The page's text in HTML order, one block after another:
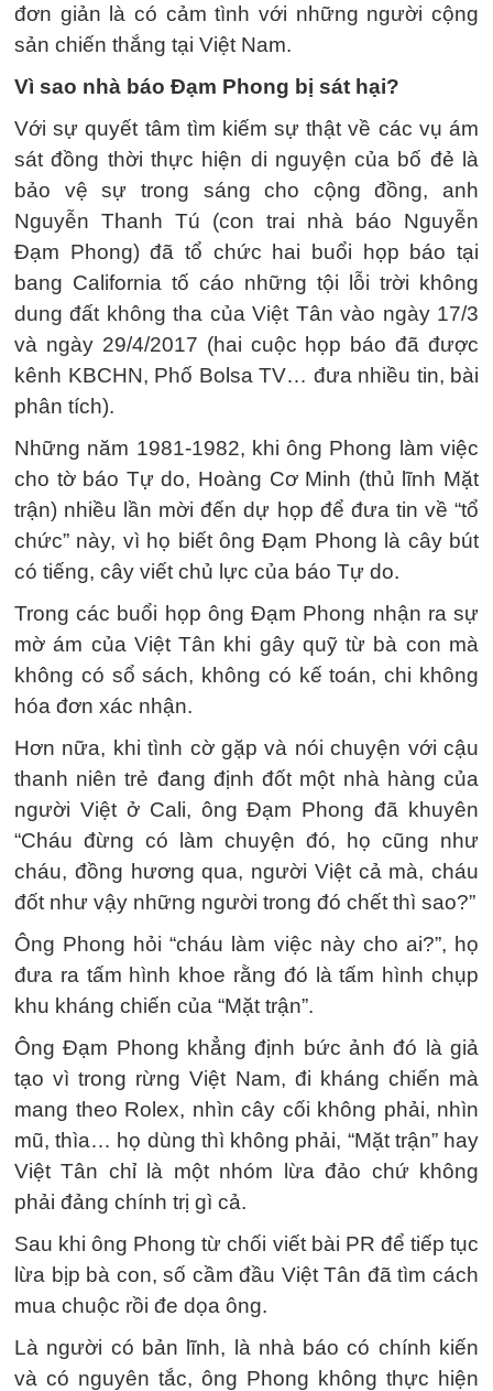
đơn giản là có cảm tình với những người cộng
sản chiến thắng tại Việt Nam.
Vì sao nhà báo Đạm Phong bị sát hại?
Với sự quyết tâm tìm kiếm sự thật về các vụ ám
sát đồng thời thực hiện di nguyện của bố đẻ là
bảo vệ sự trong sáng cho cộng đồng, anh
Nguyễn Thanh Tú (con trai nhà báo Nguyễn
Đạm Phong) đã tổ chức hai buổi họp báo tại
bang California tố cáo những tội lỗi trời không
dung đất không tha của Việt Tân vào ngày 17/3
và ngày 29/4/2017 (hai cuộc họp báo đã được
kênh KBCHN, Phố Bolsa TV… đưa nhiều tin, bài
phân tích).
Những năm 1981-1982, khi ông Phong làm việc
cho tờ báo Tự do, Hoàng Cơ Minh (thủ lĩnh Mặt
trận) nhiều lần mời đến dự họp để đưa tin về “tổ
chức” này, vì họ biết ông Đạm Phong là cây bút
có tiếng, cây viết chủ lực của báo Tự do.
Trong các buổi họp ông Đạm Phong nhận ra sự
mờ ám của Việt Tân khi gây quỹ từ bà con mà
không có sổ sách, không có kế toán, chi không
hóa đơn xác nhận.
Hơn nữa, khi tình cờ gặp và nói chuyện với cậu
thanh niên trẻ đang định đốt một nhà hàng của
người Việt ở Cali, ông Đạm Phong đã khuyên
“Cháu đừng có làm chuyện đó, họ cũng như
cháu, đồng hương qua, người Việt cả mà, cháu
đốt như vậy những người trong đó chết thì sao?”
Ông Phong hỏi “cháu làm việc này cho ai?”, họ
đưa ra tấm hình khoe rằng đó là tấm hình chụp
khu kháng chiến của “Mặt trận”.
Ông Đạm Phong khẳng định bức ảnh đó là giả
tạo vì trong rừng Việt Nam, đi kháng chiến mà
mang theo Rolex, nhìn cây cối không phải, nhìn
mũ, thìa… họ dùng thì không phải, “Mặt trận” hay
Việt Tân chỉ là một nhóm lừa đảo chứ không
phải đảng chính trị gì cả.
Sau khi ông Phong từ chối viết bài PR để tiếp tục
lừa bịp bà con, số cầm đầu Việt Tân đã tìm cách
mua chuộc rồi đe dọa ông.
Là người có bản lĩnh, là nhà báo có chính kiến
và có nguyên tắc, ông Phong không thực hiện